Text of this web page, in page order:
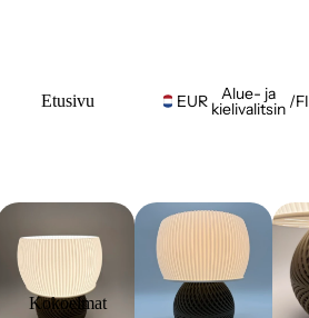
Etusivu
Kokoelmat
EUR Alue- ja
kielivalitsin /FI